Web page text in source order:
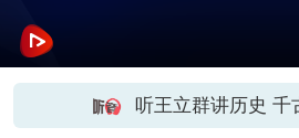
听王立群讲历史 千